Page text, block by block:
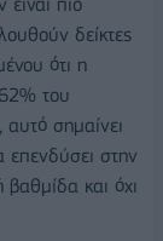
δείκτες
ότι η
του
σημαίνει
επενδύσει στην
και όχι